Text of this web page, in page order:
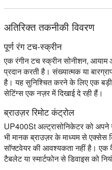
अतिरिक्त तकनीकी विवरण
पूर्ण रंग टच-स्क्रीन
एक रंगीन टच स्क्रीन सोनीशन,
प्रदान करती है। संख्यात्मक या
है। यह सुनिश्चित करने के लिए एक
सेटिंग्स एक नज़र में दिखाई दे रही हैं।
ब्राउज़र रिमोट कंट्रोल
UP400St अल्ट्रासोनिकेटर को
भी मानक ब्राउज़र के माध्यम से एक्सेस
सॉफ्टवेयर की आवश्यकता नहीं है। एक
टैबलेट या स्मार्टफोन से डिवाइस को